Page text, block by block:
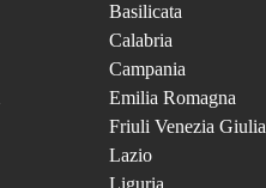
Basilicata
Calabria
Campania
Emilia Romagna
Friuli Venezia Giulia
Lazio
Liguria